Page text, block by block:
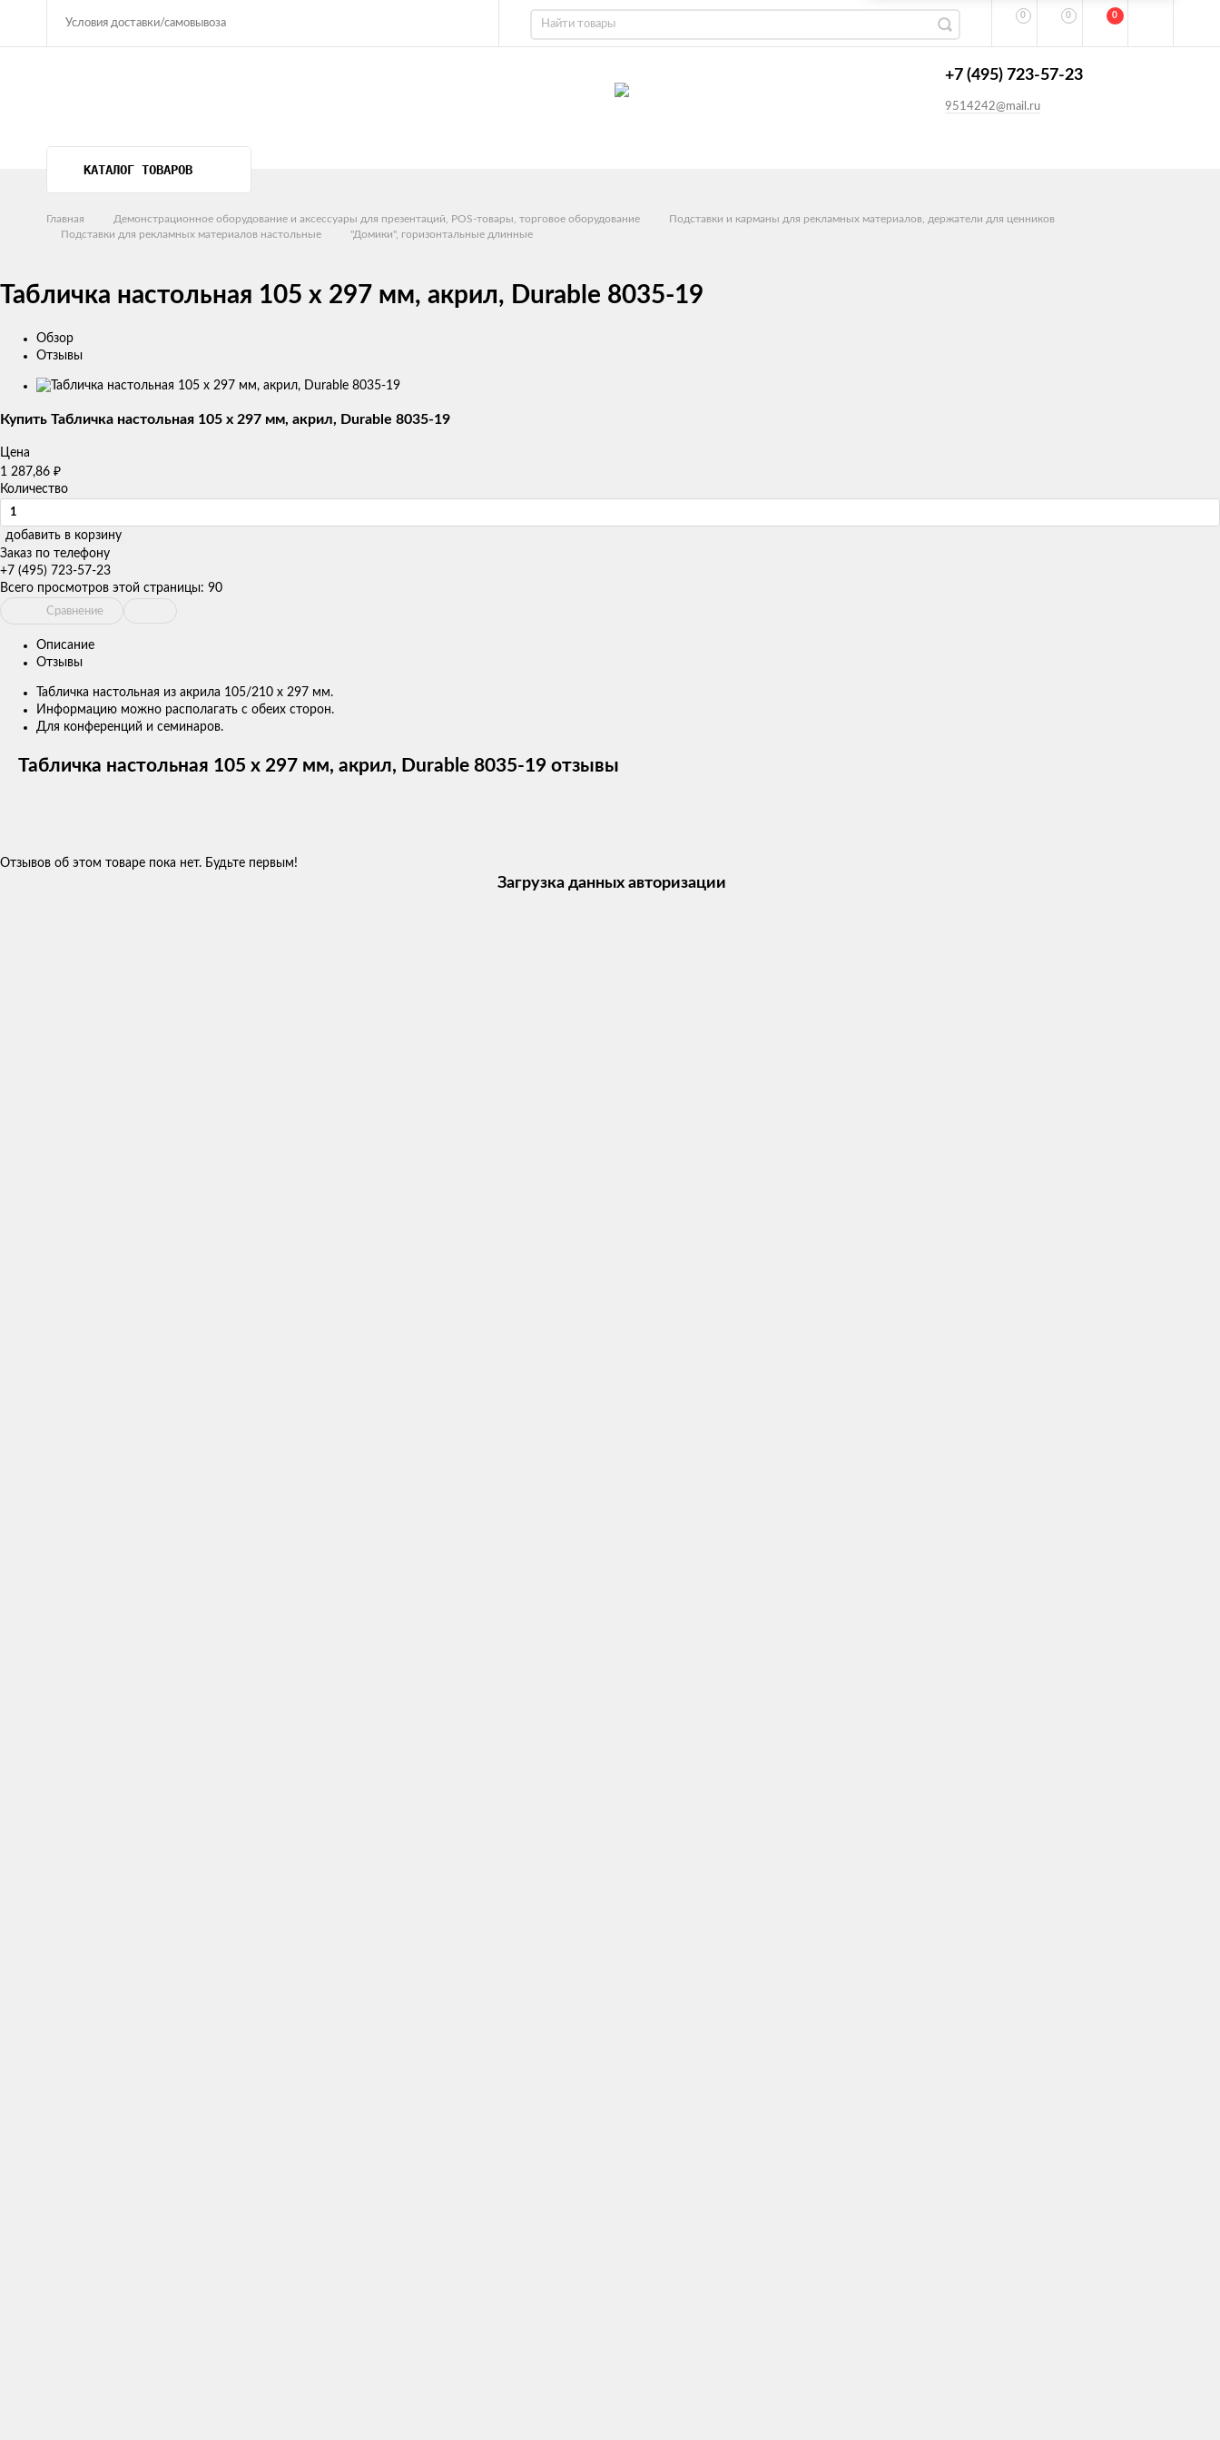
Условия доставки/самовывоза
0 0 0
+7 (495) 723-57-23
9514242@mail.ru
КАТАЛОГ ТОВАРОВ
Главная Демонстрационное оборудование и аксессуары для презентаций, POS-товары, торговое оборудование
Подставки и карманы для рекламных материалов, держатели для ценников
Подставки для рекламных материалов настольные
"Домики", горизонтальные длинные
Табличка настольная 105 х 297 мм, акрил, Durable 8035-19
Обзор
Отзывы
Изображения
товаров
Купить Табличка настольная 105 х 297 мм, акрил, Durable 8035-19
Цена
1 287,86 ₽
Количество
добавить в корзину
Заказ по телефону
+7 (495) 723-57-23
Всего просмотров этой страницы: 90
Сравнение
Описание
Отзывы
Табличка настольная из акрила 105/210 x 297 мм.
Информацию можно располагать с обеих сторон.
Для конференций и семинаров.
Табличка настольная 105 х 297 мм, акрил, Durable 8035-19 отзывы
Отзывов об этом товаре пока нет. Будьте первым!
Загрузка данных авторизации